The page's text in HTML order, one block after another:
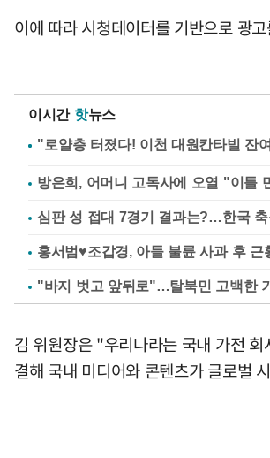
이에 따라 시청데이터를 기반으로 광
이시간 핫뉴스
방은희, 어머니 고독사에 오열 "이틀
심판 성 접대 7경기 결과는?…한국
홍서범♥조갑경, 아들 불륜 사과 후 근
"바지 벗고 앞뒤로"…탈북민 고백한
김 위원장은 "우리나라는 국내 가전
결해 국내 미디어와 콘텐츠가 글로벌